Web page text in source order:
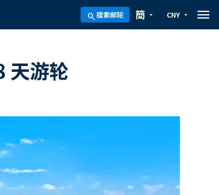
search搜索邮轮 arrow_drop_down
簡 arrow_drop_down
CNY menu
天游轮